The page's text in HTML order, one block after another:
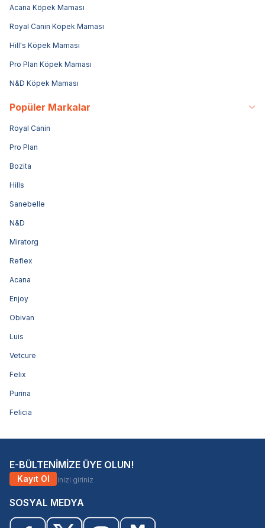
Acana Köpek Maması
Royal Canin Köpek Maması
Hill's Köpek Maması
Pro Plan Köpek Maması
N&D Köpek Maması
Popüler Markalar
Royal Canin
Pro Plan
Bozita
Hills
Sanebelle
N&D
Miratorg
Reflex
Acana
Enjoy
Obivan
Luis
Vetcure
Felix
Purina
Felicia
E-BÜLTENİMİZE ÜYE OLUN!
Kayıt Ol
SOSYAL MEDYA